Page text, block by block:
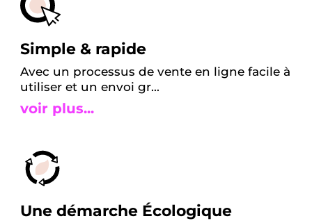
Simple & rapide
Avec un processus de vente en ligne facile à
utiliser et un envoi gr...
voir plus...
Une démarche Écologique